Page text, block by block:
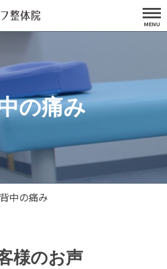
の痛み
中の痛み
様のお声